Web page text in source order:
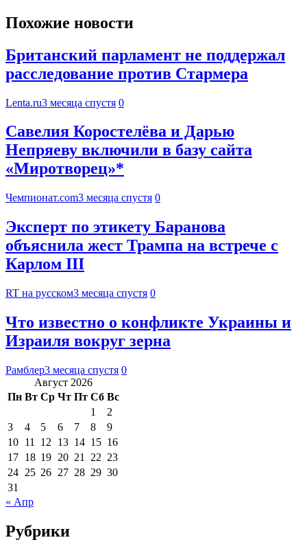
Похожие новости
Британский парламент не поддержал
расследование против Стармера
Lenta.ru3 месяца спустя 0
Савелия Коростелёва и Дарью
Непряеву включили в базу сайта
«Миротворец»*
Чемпионат.com3 месяца спустя 0
Эксперт по этикету Баранова
объяснила жест Трампа на встрече с
Карлом III
RT на русском3 месяца спустя 0
Что известно о конфликте Украины и
Израиля вокруг зерна
Рамблер3 месяца спустя 0
Август 2026
Пн Вт Ср Чт Пт Сб Вс
1
2
3
4 5 6 7 8
9
10 11 12 13 14 15 16
17 18 19 20 21 22 23
24 25 26 27 28 29 30
31
« Апр
Рубрики